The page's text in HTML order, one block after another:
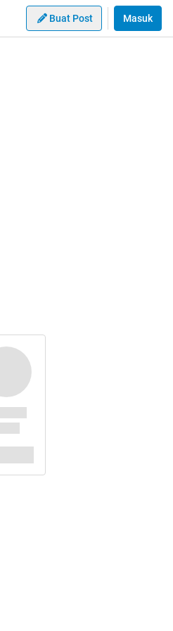
Buat Post Masuk